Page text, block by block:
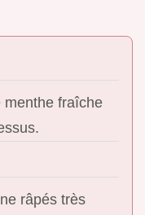
menthe fraîche
râpés très